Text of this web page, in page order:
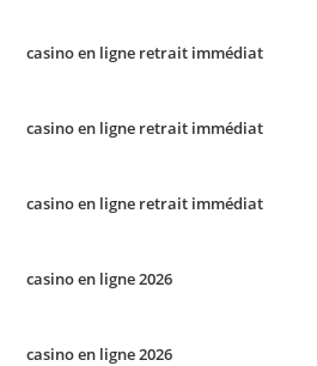
casino en ligne retrait immédiat
casino en ligne retrait immédiat
casino en ligne retrait immédiat
casino en ligne 2026
casino en ligne 2026